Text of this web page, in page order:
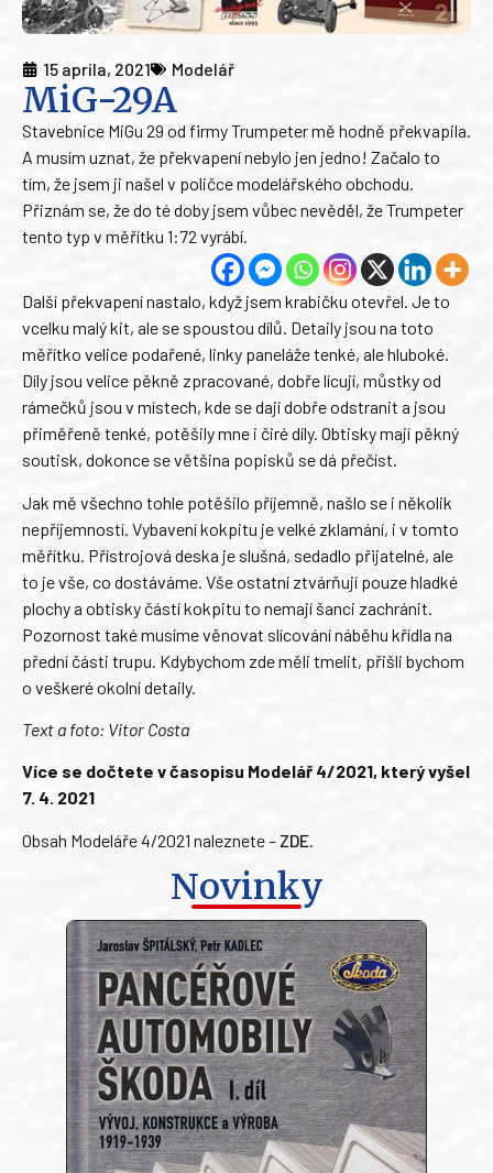
15 apríla, 2021 Modelář
MiG-29A
Stavebnice MiGu 29 od firmy Trumpeter mě hodně překvapila.
A musím uznat, že překvapení nebylo jen jedno! Začalo to
tím, že jsem ji našel v poličce modelářského obchodu.
Přiznám se, že do té doby jsem vůbec nevěděl, že Trumpeter
tento typ v měřítku 1:72 vyrábí.
Další překvapení nastalo, když jsem krabičku otevřel. Je to
vcelku malý kit, ale se spoustou dílů. Detaily jsou na toto
měřítko velice podařené, linky paneláže tenké, ale hluboké.
Díly jsou velice pěkně zpracované, dobře lícují, můstky od
rámečků jsou v místech, kde se dají dobře odstranit a jsou
přiměřeně tenké, potěšily mne i čiré díly. Obtisky mají pěkný
soutisk, dokonce se většina popisků se dá přečíst.
Jak mě všechno tohle potěšilo příjemně, našlo se i několik
nepříjemností. Vybavení kokpitu je velké zklamání, i v tomto
měřítku. Přístrojová deska je slušná, sedadlo přijatelné, ale
to je vše, co dostáváme. Vše ostatní ztvárňují pouze hladké
plochy a obtisky částí kokpitu to nemají šanci zachránit.
Pozornost také musíme věnovat slícování náběhu křídla na
přední části trupu. Kdybychom zde měli tmelit, přišli bychom
o veškeré okolní detaily.
Text a foto: Vitor Costa
Více se dočtete v časopisu Modelář 4/2021, který vyšel
7. 4. 2021
Obsah Modeláře 4/2021 naleznete – ZDE.
Novinky